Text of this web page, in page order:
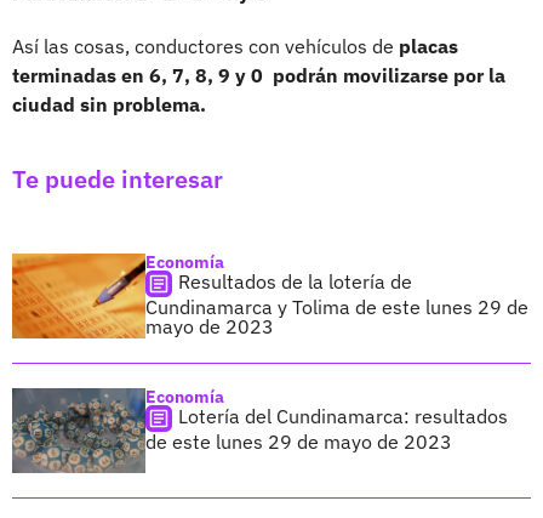
Así las cosas, conductores con vehículos de placas
terminadas en 6, 7, 8, 9 y 0 podrán movilizarse por la
ciudad sin problema.
Te puede interesar
Economía
Resultados de la lotería de
Cundinamarca y Tolima de este lunes 29 de
mayo de 2023
Economía
Lotería del Cundinamarca: resultados
de este lunes 29 de mayo de 2023